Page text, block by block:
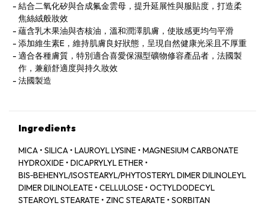
結合二氧化矽與合成氟金雲母，提升延展性與服貼度，打造柔
焦絲絨般妝效
蘊含乳木果油與杏核油，溫和潤澤肌膚，使妝感更均勻平滑
添加維生素E，維持肌膚良好狀態，呈現自然健康光采且不厚重
適合各種膚質，特別適合喜愛保濕型礦物修容產品者，法國製
作，兼顧舒適度與持久妝效
法國製造
Ingredients
MICA • SILICA • LAUROYL LYSINE • MAGNESIUM CARBONATE
HYDROXIDE • DICAPRYLYL ETHER •
BIS‑BEHENYL/ISOSTEARYL/PHYTOSTERYL DIMER DILINOLEYL
DIMER DILINOLEATE • CELLULOSE • OCTYLDODECYL
STEAROYL STEARATE • ZINC STEARATE • SORBITAN